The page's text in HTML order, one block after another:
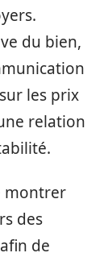
du bien,
les prix
relation
montrer
des
de